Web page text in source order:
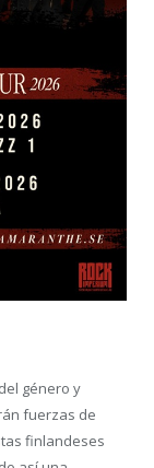
género y
fuerzas de
finlandeses